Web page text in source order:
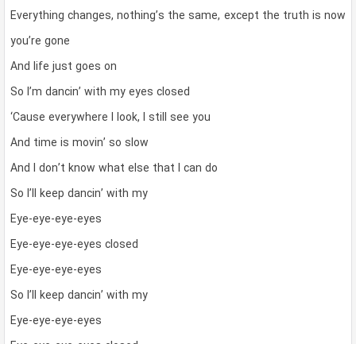
Everything changes, nothing’s the same, except the truth is now
you’re gone
And life just goes on
So I’m dancin’ with my eyes closed
‘Cause everywhere I look, I still see you
And time is movin’ so slow
And I don’t know what else that I can do
So I’ll keep dancin’ with my
Eye-eye-eye-eyes
Eye-eye-eye-eyes closed
Eye-eye-eye-eyes
So I’ll keep dancin’ with my
Eye-eye-eye-eyes